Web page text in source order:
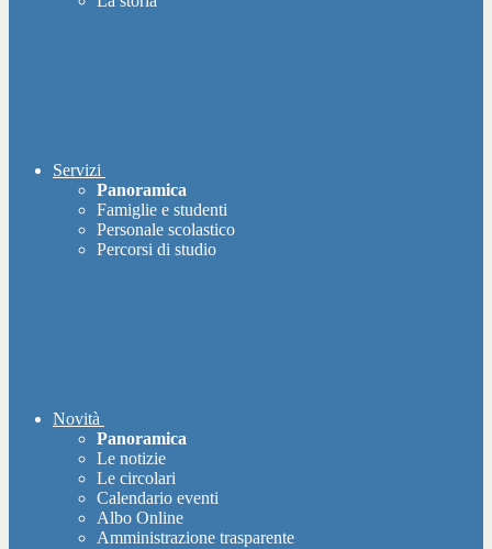
Servizi
Panoramica
Famiglie e studenti
Personale scolastico
Percorsi di studio
Novità
Panoramica
Le notizie
Le circolari
Calendario eventi
Albo Online
Amministrazione trasparente